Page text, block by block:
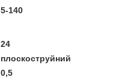
5-140
24
плоскоструйний
0,5